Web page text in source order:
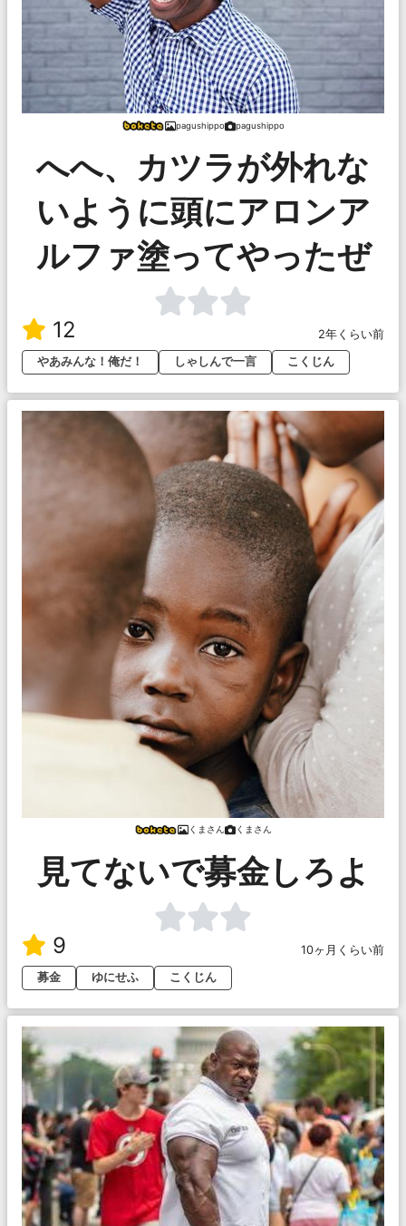
pagushippo pagushippo
へへ、カツラが外れな
いように頭にアロンア
ルファ塗ってやったぜ
12
2年くらい前
やあみんな！俺だ！
しゃしんで一言 こくじん
くまさん くまさん
見てないで募金しろよ
9
10ヶ月くらい前
募金
ゆにせふ こくじん